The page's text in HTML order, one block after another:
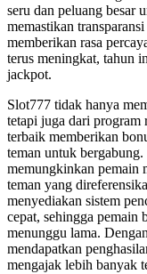
seru dan peluang besar
memastikan
memberikan rasa
terus meningkat, tahun
jackpot.
Slot777 tidak hanya
tetapi juga dari program
terbaik memberikan
teman untuk
memungkinkan pemain
teman yang
menyediakan sistem
cepat, sehingga pemain
menunggu lama.
mendapatkan
mengajak lebih banyak